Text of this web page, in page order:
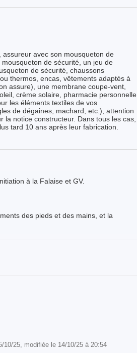
avec son mousqueton de
de sécurité, un jeu de
de sécurité, chaussons
thermos, encas, vêtements adaptés à
assure), une membrane coupe-vent,
crème solaire, pharmacie personnelle
les éléments textiles de vos
de dégaines, machard, etc.), attention
la notice constructeur. Dans tous les cas,
tard 10 ans après leur fabrication.
à la Falaise et GV.
des pieds et des mains, et la
10/25, modifiée le 14/10/25 à 20:54